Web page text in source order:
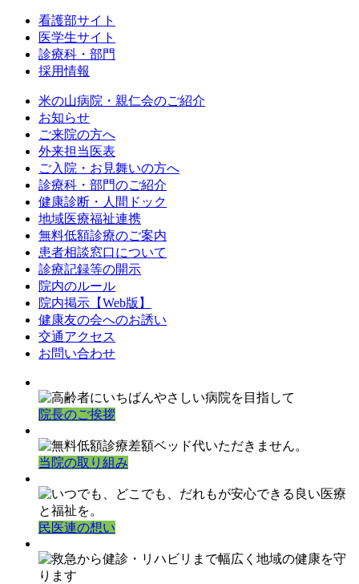
看護部サイト
医学生サイト
診療科・部門
採用情報
米の山病院・親仁会のご紹介
お知らせ
ご来院の方へ
外来担当医表
ご入院・お見舞いの方へ
診療科・部門のご紹介
健康診断・人間ドック
地域医療福祉連携
無料低額診療のご案内
患者相談窓口について
診療記録等の開示
院内のルール
院内掲示【Web版】
健康友の会へのお誘い
交通アクセス
お問い合わせ
院長のご挨拶
当院の取り組み
民医連の想い